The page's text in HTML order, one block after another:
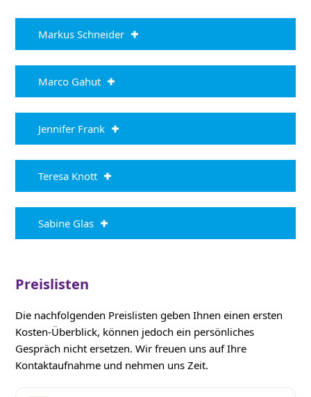
Markus Schneider
Marco Gahut
Jennifer Frank
Teresa Knott
Sabine Glas
Preislisten
Die nachfolgenden Preislisten geben Ihnen einen ersten
Kosten-Überblick, können jedoch ein persönliches
Gespräch nicht ersetzen. Wir freuen uns auf Ihre
Kontaktaufnahme und nehmen uns Zeit.